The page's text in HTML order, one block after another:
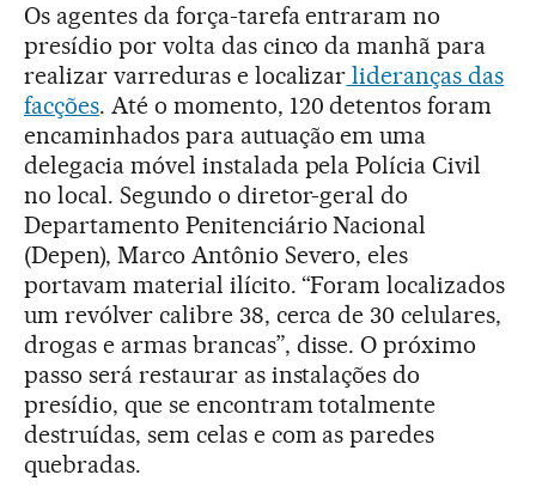
Os agentes da força-tarefa entraram no
presídio por volta das cinco da manhã para
realizar varreduras e localizar lideranças das
facções. Até o momento, 120 detentos foram
encaminhados para autuação em uma
delegacia móvel instalada pela Polícia Civil
no local. Segundo o diretor-geral do
Departamento Penitenciário Nacional
(Depen), Marco Antônio Severo, eles
portavam material ilícito. “Foram localizados
um revólver calibre 38, cerca de 30 celulares,
drogas e armas brancas”, disse. O próximo
passo será restaurar as instalações do
presídio, que se encontram totalmente
destruídas, sem celas e com as paredes
quebradas.